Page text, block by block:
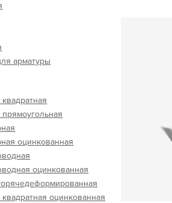
арматуры
оцинкованная
оцинкованная
оцинкованная